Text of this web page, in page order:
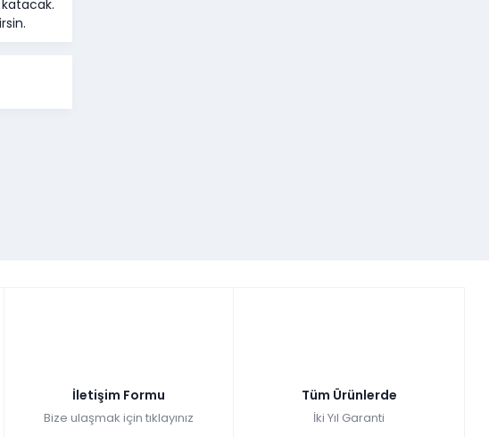
katacak.
İletişim Formu
Bize ulaşmak için tıklayınız
Tüm Ürünlerde
İki Yıl Garanti